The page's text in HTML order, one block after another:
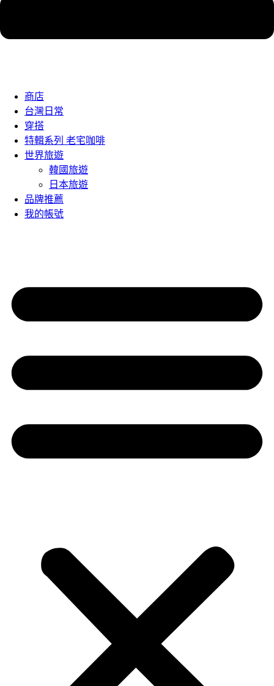
商店
台灣日常
穿搭
特輯系列 老宅咖啡
世界旅遊
韓國旅遊
日本旅遊
品牌推薦
我的帳號